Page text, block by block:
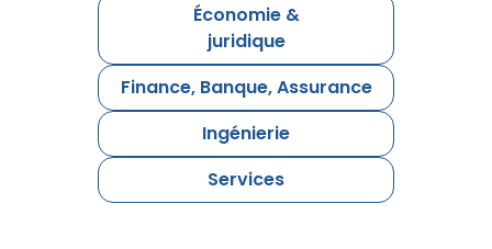
Économie &
juridique
Finance, Banque, Assurance
Ingénierie
Services